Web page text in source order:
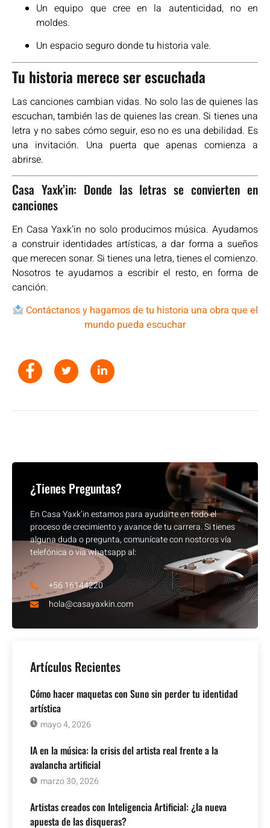
Un equipo que cree en la autenticidad, no en
moldes.
Un espacio seguro donde tu historia vale.
Tu historia merece ser escuchada
Las canciones cambian vidas. No solo las de quienes las
escuchan, también las de quienes las crean. Si tienes una
letra y no sabes cómo seguir, eso no es una debilidad. Es
una invitación. Una puerta que apenas comienza a
abrirse.
Casa Yaxk’in: Donde las letras se convierten en
canciones
En Casa Yaxk’in no solo producimos música. Ayudamos
a construir identidades artísticas, a dar forma a sueños
que merecen sonar. Si tienes una letra, tienes el comienzo.
Nosotros te ayudamos a escribir el resto, en forma de
canción.
Contáctanos y hagamos de tu historia una obra que el
mundo pueda escuchar
¿Tienes Preguntas?
En Casa Yaxk’in estamos para ayudarte en todo el
proceso de crecimiento y avance de tu carrera. Si tienes
alguna duda o pregunta, comunícate con nostoros vía
telefónica o vía whatsapp al:
+56 16144220
hola@casayaxkin.com
Artículos Recientes
Cómo hacer maquetas con Suno sin perder tu identidad
artística
mayo 4, 2026
IA en la música: la crisis del artista real frente a la
avalancha artificial
marzo 30, 2026
Artistas creados con Inteligencia Artificial: ¿la nueva
apuesta de las disqueras?